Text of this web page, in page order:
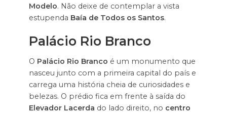
Modelo. Não deixe de contemplar a vista
estupenda Baía de Todos os Santos.
Palácio Rio Branco
O Palácio Rio Branco é um monumento que
nasceu junto com a primeira capital do país e
carrega uma história cheia de curiosidades e
belezas. O prédio fica em frente à saída do
Elevador Lacerda do lado direito, no centro